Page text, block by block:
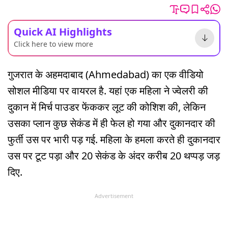
Quick AI Highlights
Click here to view more
गुजरात के अहमदाबाद (Ahmedabad) का एक वीडियो
सोशल मीडिया पर वायरल है. यहां एक महिला ने ज्वेलरी की
दुकान में मिर्च पाउडर फेंककर लूट की कोशिश की, लेकिन
उसका प्लान कुछ सेकंड में ही फेल हो गया और दुकानदार की
फुर्ती उस पर भारी पड़ गई. महिला के हमला करते ही दुकानदार
उस पर टूट पड़ा और 20 सेकंड के अंदर करीब 20 थप्पड़ जड़
दिए.
Advertisement